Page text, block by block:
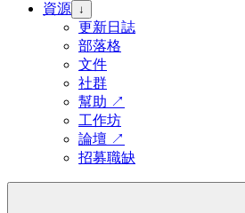
資源 ↓
更新日誌
部落格
文件
社群
幫助 ↗
工作坊
論壇 ↗
招募職缺